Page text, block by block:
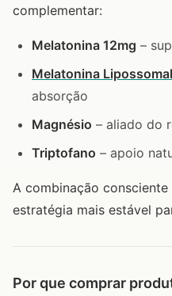
complementar:
Melatonina 12mg –
Melatonina Lipossomal
absorção
Magnésio – aliado do
Triptofano – apoio
A combinação
estratégia mais estável
Por que comprar